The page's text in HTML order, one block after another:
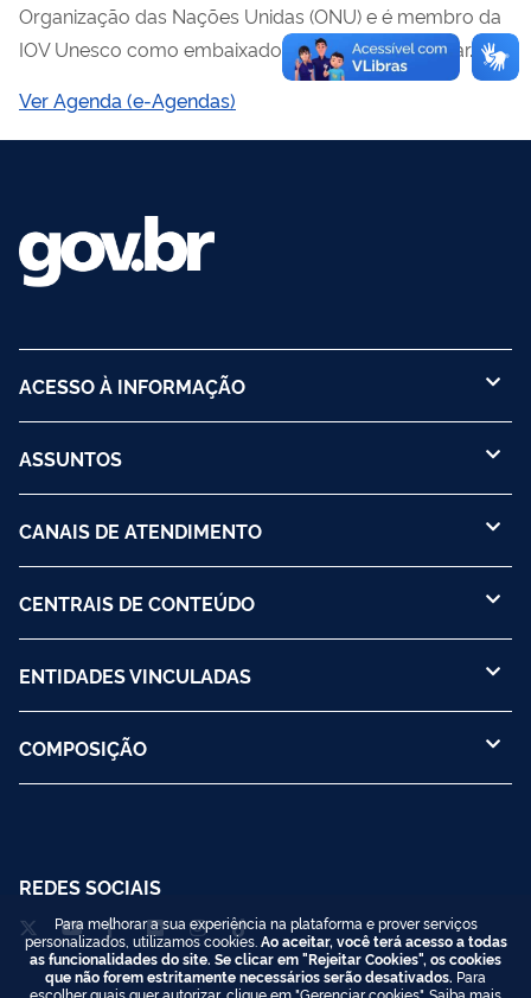
Organização das Nações Unidas (ONU) e é membro da
IOV Unesco como embaixadora da Cultura Popular.
Ver Agenda (e-Agendas)
ACESSO À INFORMAÇÃO
ASSUNTOS
CANAIS DE ATENDIMENTO
CENTRAIS DE CONTEÚDO
ENTIDADES VINCULADAS
COMPOSIÇÃO
REDES SOCIAIS
Para melhorar a sua experiência na plataforma e prover serviços
personalizados, utilizamos cookies. Ao aceitar, você terá acesso a todas
as funcionalidades do site. Se clicar em "Rejeitar Cookies", os cookies
que não forem estritamente necessários serão desativados. Para
escolher quais quer autorizar, clique em "Gerenciar cookies". Saiba mais